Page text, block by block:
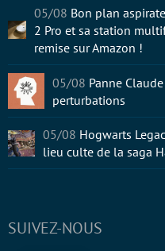
SUIVEZ-NOUS
05/08 Bon plan
2 Pro et sa station
remise sur Amazon !
05/08 Panne
perturbations
05/08 Hogwarts
lieu culte de la saga